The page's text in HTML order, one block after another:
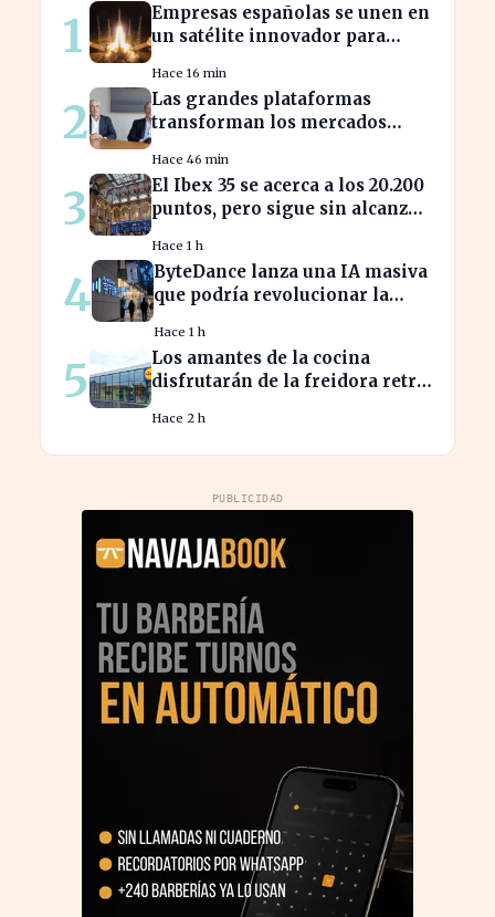
1
Empresas españolas se unen en
un satélite innovador para
europeas
Hace 16 min
2
Las grandes plataformas
transforman los mercados
competencia
Hace 46 min
3
El Ibex 35 se acerca a los 20.200
puntos, pero sigue sin alcanzar
Hace 1 h
4
ByteDance lanza una IA masiva
que podría revolucionar la
Hace 1 h
5
Los amantes de la cocina
disfrutarán de la freidora retro
Hace 2 h
PUBLICIDAD